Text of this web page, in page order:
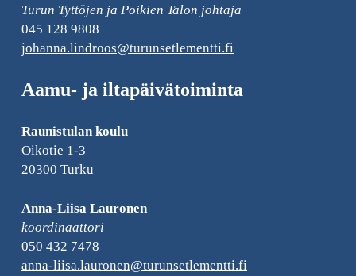
Turun Tyttöjen ja Poikien Talon johtaja
045 128 9808
johanna.lindroos@turunsetlementti.fi
Aamu- ja iltapäivätoiminta
Raunistulan koulu
Oikotie 1-3
20300 Turku
Anna-Liisa Lauronen
koordinaattori
050 432 7478
anna-liisa.lauronen­@turunsetlementti.fi